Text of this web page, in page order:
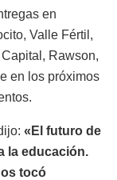
en
Valle Fértil,
Rawson,
en los próximos
«El futuro de
la educación.
tocó